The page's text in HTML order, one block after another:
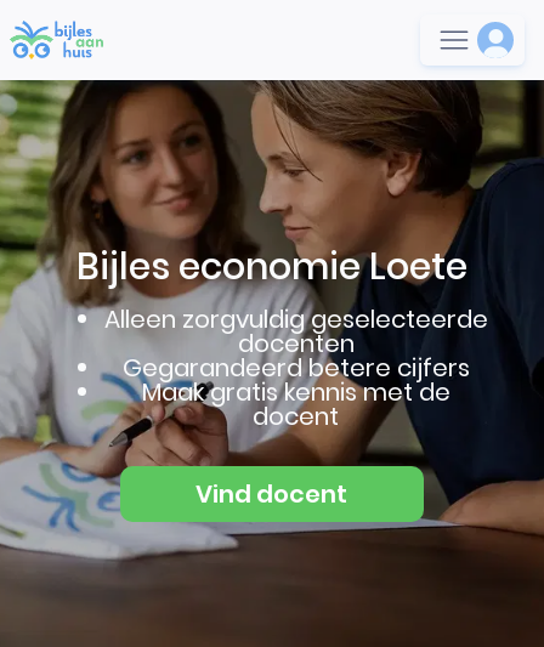
Bijles economie Loete
Alleen zorgvuldig geselecteerde
docenten
Gegarandeerd betere cijfers
Maak gratis kennis met de
docent
Vind docent